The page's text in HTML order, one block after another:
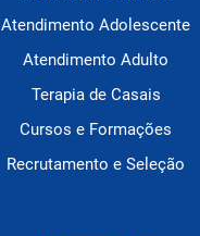
Atendimento Adolescente
Atendimento Adulto
Terapia de Casais
Cursos e Formações
Recrutamento e Seleção